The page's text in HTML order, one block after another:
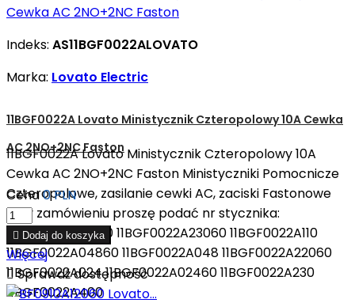
Indeks: AS11BGF0022ALOVATO
Marka: Lovato Electric
11BGF0022A Lovato Ministycznik Czteropolowy 10A Cewka
AC 2NO+2NC Faston
11BGF0022A Lovato Ministycznik Czteropolowy 10A
Cewka AC 2NO+2NC Faston Ministyczniki Pomocnicze
Czteropolowe, zasilanie cewki AC, zaciski Fastonowe
Przy zamówieniu proszę podać nr stycznika:
11BGF0022A12060 11BGF0022A23060 11BGF0022A110
11BGF0022A04860 11BGF0022A048 11BGF0022A22060
11BGF0022A024 11BGF0022A02460 11BGF0022A230
11BGF0022A400
Cena0 PLN
 Dodaj do koszyka
Więcej
Sprawdź dostępność